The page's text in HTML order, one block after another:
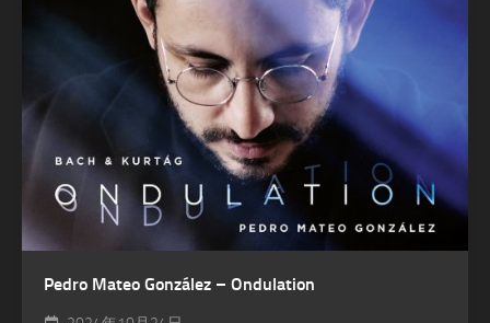
Pedro Mateo González – Ondulation